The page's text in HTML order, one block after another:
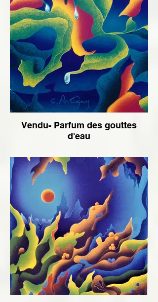
Vendu- Parfum des gouttes
d'eau